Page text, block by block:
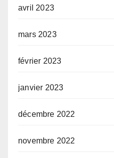
avril 2023
mars 2023
février 2023
janvier 2023
décembre 2022
novembre 2022